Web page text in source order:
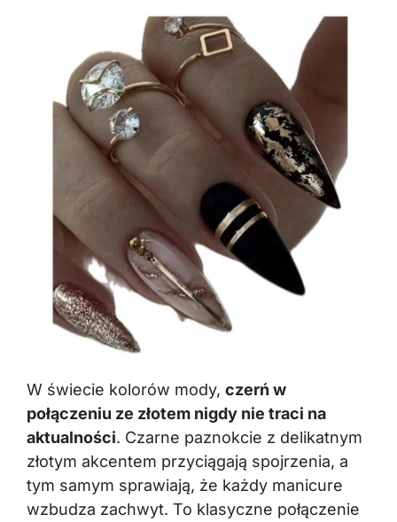
W świecie kolorów mody, czerń w
połączeniu ze złotem nigdy nie traci na
aktualności. Czarne paznokcie z delikatnym
złotym akcentem przyciągają spojrzenia, a
tym samym sprawiają, że każdy manicure
wzbudza zachwyt. To klasyczne połączenie